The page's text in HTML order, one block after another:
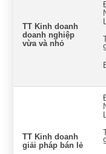
TT Kinh doanh
doanh nghiệp
vừa và nhỏ
TT Kinh doanh
giải pháp bán lẻ